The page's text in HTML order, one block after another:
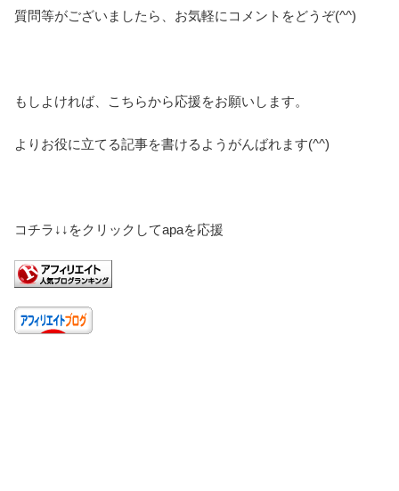
質問等がございましたら、お気軽にコメントをどうぞ(^^)
もしよければ、こちらから応援をお願いします。
よりお役に立てる記事を書けるようがんばれます(^^)
コチラ↓↓をクリックしてapaを応援